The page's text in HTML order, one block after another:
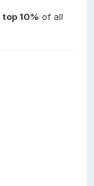
top 10% of all